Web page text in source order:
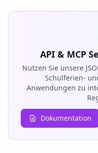
API & MCP
Nutzen Sie unsere
Schulferien-
Anwendungen zu
Dokumentation